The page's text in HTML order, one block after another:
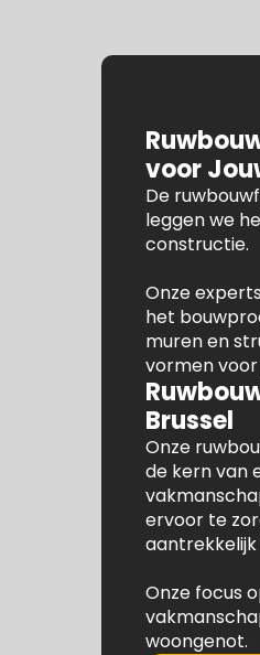
voor
De
leggen we
constructie.
Onze
het
muren en
vormen voor
Brussel
Onze
de kern van
ervoor te
aantrekkelijk
Onze focus
woongenot.